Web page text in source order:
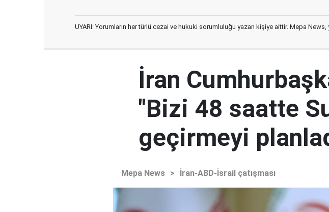
UYARI: Yorumların her türlü cezai ve hukuki sorumluluğu yazan kişiye aittir. Mepa
İran
"Bizi 48 saatte
geçirmeyi
Mepa News > İran-ABD-İsrail çatışması